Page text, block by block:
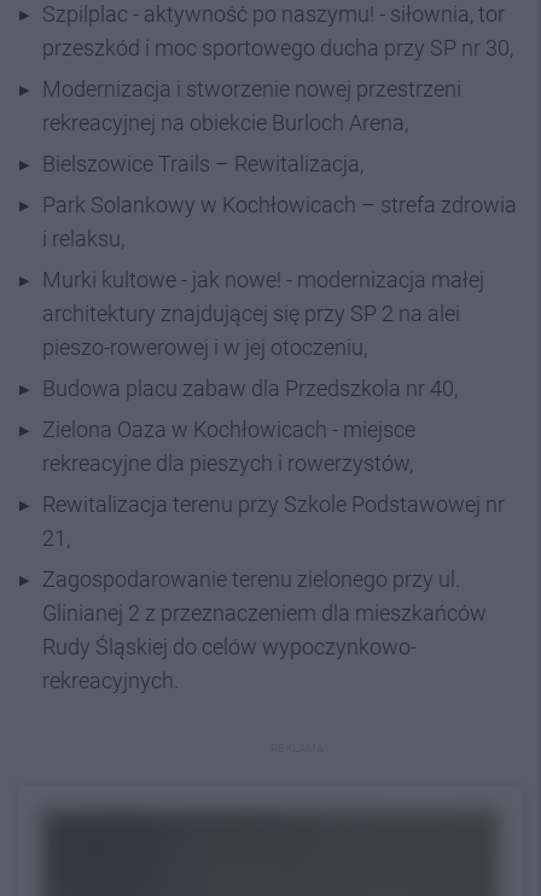
Szpilplac - aktywność po naszymu! - siłownia, tor
przeszkód i moc sportowego ducha przy SP nr 30,
Modernizacja i stworzenie nowej przestrzeni
rekreacyjnej na obiekcie Burloch Arena,
Bielszowice Trails – Rewitalizacja,
Park Solankowy w Kochłowicach – strefa zdrowia
i relaksu,
Murki kultowe - jak nowe! - modernizacja małej
architektury znajdującej się przy SP 2 na alei
pieszo-rowerowej i w jej otoczeniu,
Budowa placu zabaw dla Przedszkola nr 40,
Zielona Oaza w Kochłowicach - miejsce
rekreacyjne dla pieszych i rowerzystów,
Rewitalizacja terenu przy Szkole Podstawowej nr
21,
Zagospodarowanie terenu zielonego przy ul.
Glinianej 2 z przeznaczeniem dla mieszkańców
Rudy Śląskiej do celów wypoczynkowo-
rekreacyjnych.